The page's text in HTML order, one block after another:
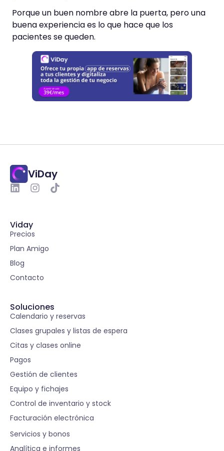
Porque un buen nombre abre la puerta, pero una
buena experiencia es lo que hace que los
pacientes se queden.
ViDay
Viday
Precios
Plan Amigo
Blog
Contacto
Soluciones
Calendario y reservas
Clases grupales y listas de espera
Citas y clases online
Pagos
Gestión de clientes
Equipo y fichajes
Control de inventario y stock
Facturación electrónica
S
Servicios y bonos
Analítica e informes